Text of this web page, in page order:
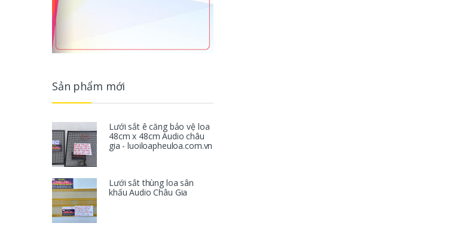
Sản phẩm mới
Lưới sắt ê căng bảo vệ loa
48cm x 48cm Audio châu
gia - luoiloapheuloa.com.vn
Lưới sắt thùng loa sân
khấu Audio Châu Gia